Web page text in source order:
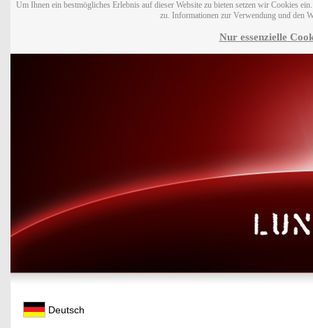
Um Ihnen ein bestmögliches Erlebnis auf dieser Website zu bieten setzen wir Cookies
zu. Informationen zur Verwendung und den
Nur essenzielle
Deutsch